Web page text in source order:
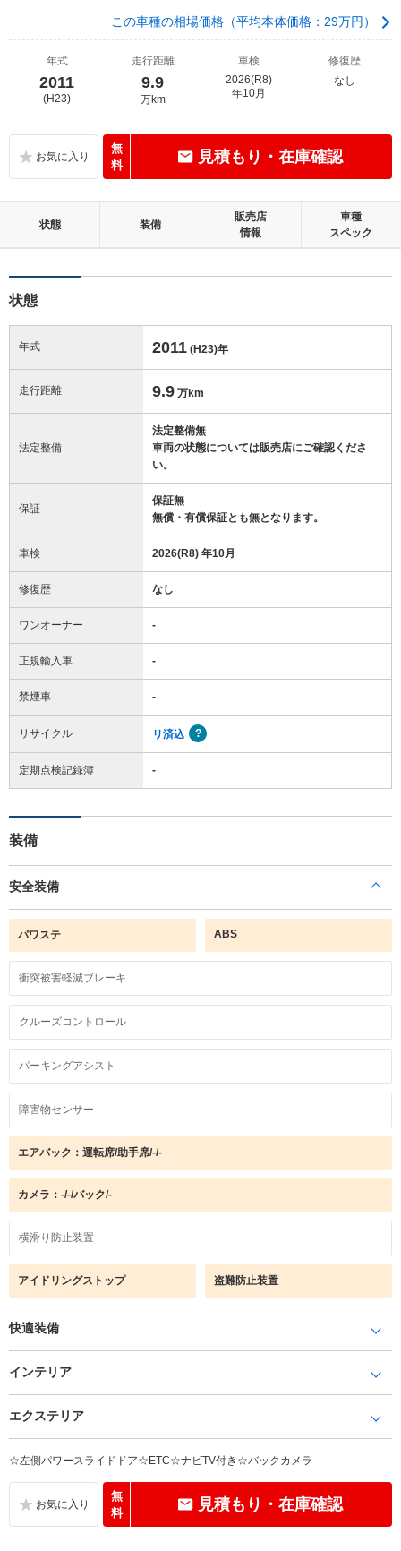
この車種の相場価格（平均本体価格：29万円）
年式
2011
(H23)
走行距離
9.9
万km
車検
2026(R8)
年10月
修復歴
なし
無
料
見積もり・在庫確認
状態 装備
販売店
情報
車種
スペック
状態
年式 2011 (H23)年
走行距離 9.9 万km
法定整備
法定整備無
車両の状態については販売店にご確認くださ
い。
保証
保証無
無償・有償保証とも無となります。
車検 2026(R8) 年10月
修復歴 なし
ワンオーナー -
正規輸入車 -
禁煙車 -
リサイクル リ済込
定期点検記録簿 -
装備
安全装備
パワステ ABS
衝突被害軽減ブレーキ
クルーズコントロール
パーキングアシスト
障害物センサー
エアバック：運転席/助手席/-/-
カメラ：-/-/バック/-
横滑り防止装置
アイドリングストップ 盗難防止装置
快適装備
インテリア
エクステリア
☆左側パワースライドドア☆ETC☆ナビTV付き☆バックカメラ
無
料
見積もり・在庫確認